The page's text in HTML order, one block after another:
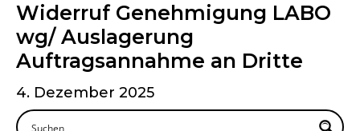
Widerruf Genehmigung LABO
wg/ Auslagerung
Auftragsannahme an Dritte
4. Dezember 2025